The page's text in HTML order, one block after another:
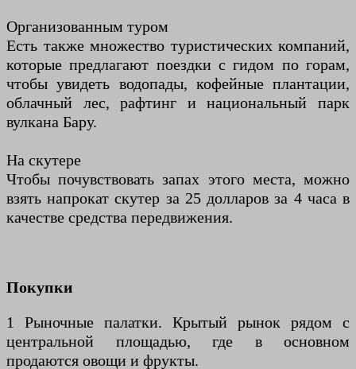
Организованным туром
Есть также множество туристических компаний,
которые предлагают поездки с гидом по горам,
чтобы увидеть водопады, кофейные плантации,
облачный лес, рафтинг и национальный парк
вулкана Бару.
На скутере
Чтобы почувствовать запах этого места, можно
взять напрокат скутер за 25 долларов за 4 часа в
качестве средства передвижения.
Покупки
1 Рыночные палатки. Крытый рынок рядом с
центральной площадью, где в основном
продаются овощи и фрукты.